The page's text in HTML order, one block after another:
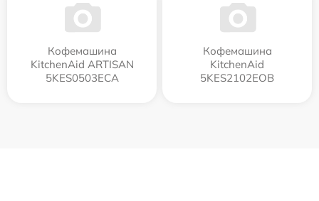
Кофемашина
KitchenAid ARTISAN
5KES0503ECA
Кофемашина
KitchenAid
5KES2102EOB